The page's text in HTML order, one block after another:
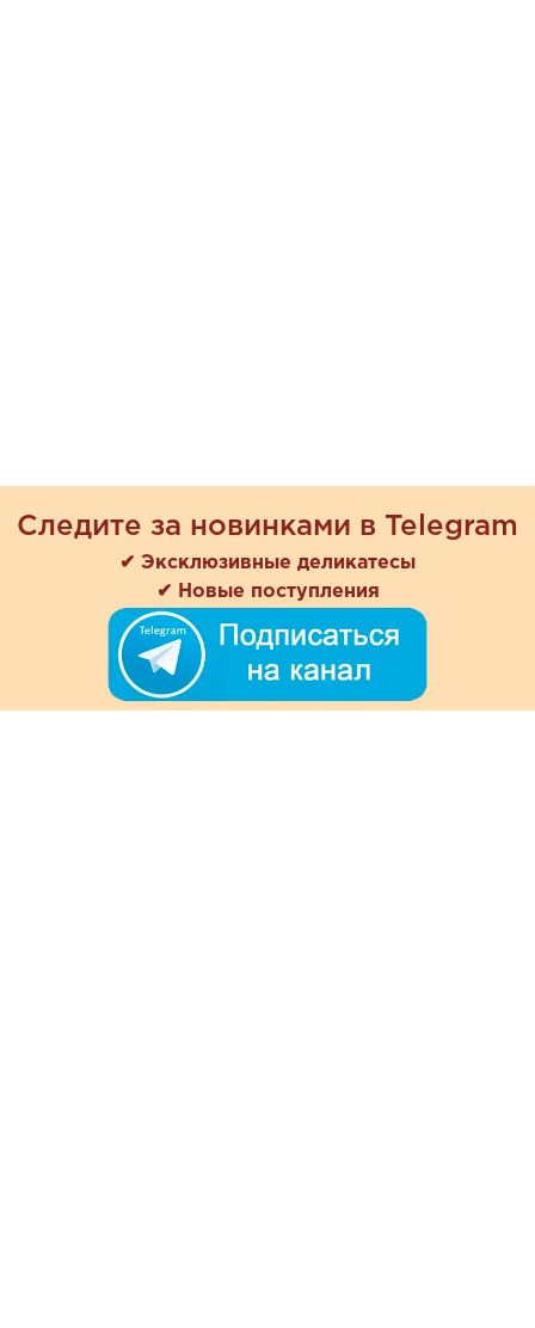
Следите за новинками в Telegram
✔ Эксклюзивные деликатесы
✔ Новые поступления